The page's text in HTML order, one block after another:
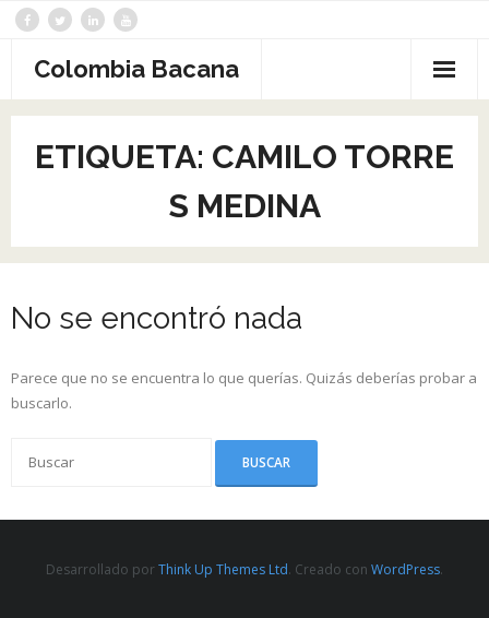
Saltar
contenidoColombia Bacana
ETIQUETA: CAMILO TORRE
S MEDINA
No se encontró nada
Parece que no se encuentra lo que querías. Quizás deberías probar a
buscarlo.
Desarrollado porThink Up Themes Ltd. Creado con WordPress.